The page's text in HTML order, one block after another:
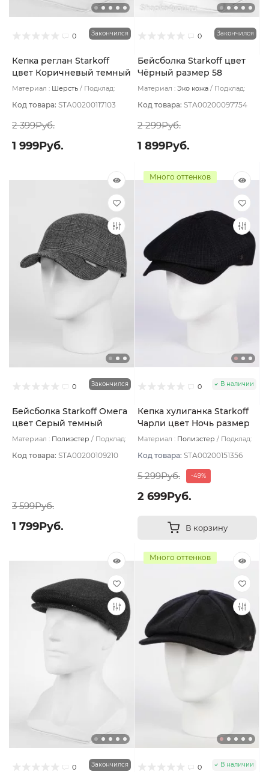
0 Закончился
Кепка реглан Starkoff
цвет Коричневый темный
размер 57
Материал : Шерсть
Подклад:
Код товара: STA00200117103
2 399Руб.
1 999Руб.
0 Закончился
Бейсболка Starkoff цвет
Чёрный размер 58
Материал : Эко кожа
Подклад:
Код товара: STA00200097754
2 299Руб.
1 899Руб.
0 Закончился
Бейсболка Starkoff Омега
цвет Серый темный
размер 57
Материал : Полиэстер
Подклад:
Код товара: STA00200109210
3 599Руб.
1 799Руб.
Много оттенков
0 В наличии
Кепка хулиганка Starkoff
Чарли цвет Ночь размер
58
Материал : Полиэстер
Подклад:
Код товара: STA00200151356
5 299Руб. -49%
2 699Руб.
В корзину
0 Закончился
Много оттенков
0 В наличии